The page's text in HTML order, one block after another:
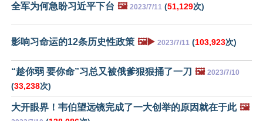
全军为何急盼习近平下台 🖼️ 2023/7/11 (51,129次)
影响习命运的12条历史性政策 🖼️▶️ 2023/7/11 (103,923次)
“趁你弱 要你命”习总又被俄爹狠狠捅了一刀 🖼️ 2023/7/10
(33,238次)
大开眼界！韦伯望远镜完成了一大创举的原因就在于此 🖼️